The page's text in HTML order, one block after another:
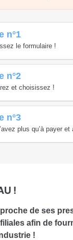
n°1
le formulaire !
n°2
et choisissez !
n°3
plus qu’à payer et
!
de ses
afin de
!